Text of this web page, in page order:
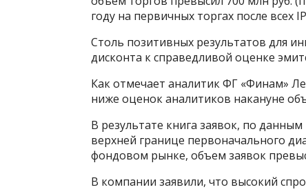
году на первичных торгах после всех
Столь позитивных результатов для
дисконта к справедливой оценке
Как отмечает аналитик ФГ «Финам»
ниже оценок аналитиков накануне
В результате книга заявок, по
верхней границе первоначального
фондовом рынке, объем заявок
В компании заявили, что высокий